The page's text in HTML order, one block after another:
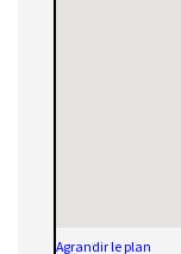
Agrandir le plan